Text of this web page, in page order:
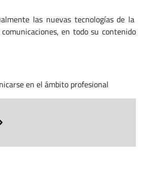
las nuevas tecnologías de la
en todo su contenido
en el ámbito profesional